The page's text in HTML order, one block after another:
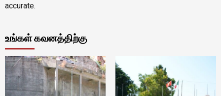
accurate.
உங்கள் கவனத்திற்கு